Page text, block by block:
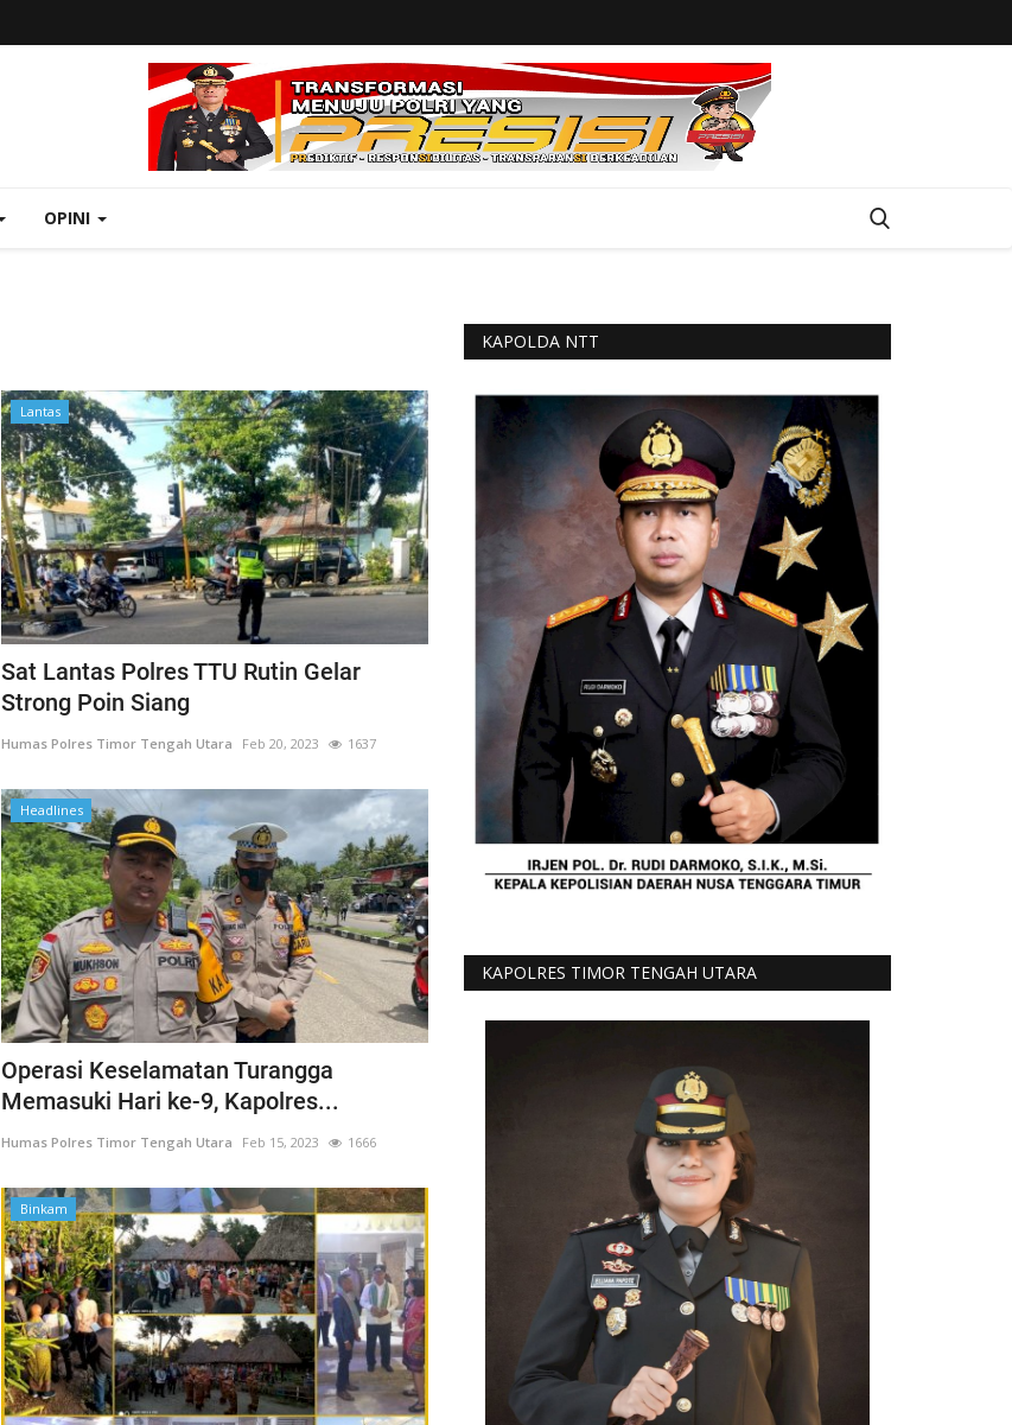
OPINI
Lantas
Sat Lantas Polres TTU Rutin Gelar
Strong Poin Siang
Humas Polres Timor Tengah Utara Feb 20, 2023 1637
Headlines
Operasi Keselamatan Turangga
Memasuki Hari ke-9, Kapolres...
Humas Polres Timor Tengah Utara Feb 15, 2023 1666
Binkam
KAPOLDA NTT
KAPOLRES TIMOR TENGAH UTARA